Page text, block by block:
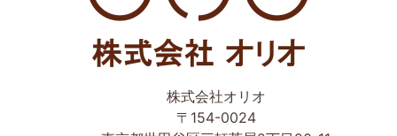
却・買取は株式会社Orio
株式会社オリオ
〒154-0024